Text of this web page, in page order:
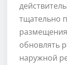
тщательно
обновлять
наружной